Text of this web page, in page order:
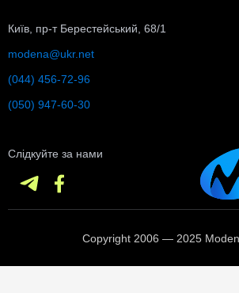
Київ, пр-т Берестейський, 68/1
modena@ukr.net
(044) 456-72-96
(050) 947-60-30
Слідкуйте за нами
Copyright 2006 — 2025